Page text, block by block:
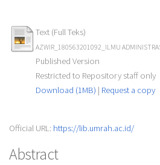
Text (Full Teks)
AZWIR_180563201092_ILMU
Published Version
Restricted to Repository staff only
Download (1MB) | Request a copy
Official URL: https://lib.umrah.ac.id/
Abstract